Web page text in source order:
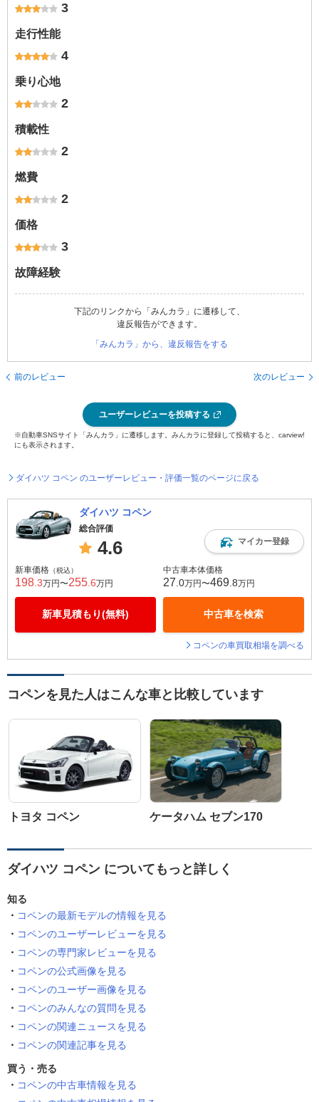
3
走行性能
4
乗り心地
2
積載性
2
燃費
2
価格
3
故障経験
下記のリンクから「みんカラ」に遷移して、
違反報告ができます。
「みんカラ」から、違反報告をする
前のレビュー 次のレビュー
ユーザーレビューを投稿する
※自動車SNSサイト「みんカラ」に遷移します。みんカラに登録して投稿すると、carview!
にも表示されます。
ダイハツ コペン のユーザーレビュー・評価一覧のページに戻る
ダイハツ コペン
総合評価
4.6 マイカー登録
新車価格 （税込）
198 .3万円〜255 .6万円
新車見積もり(無料)
中古車本体価格
27 .0万円〜469 .8万円
中古車を検索
コペンの車買取相場を調べる
コペンを見た人はこんな車と比較しています
トヨタ コペン ケータハム セブン170
ダイハツ コペン についてもっと詳しく
知る
コペンの最新モデルの情報を見る
コペンのユーザーレビューを見る
コペンの専門家レビューを見る
コペンの公式画像を見る
コペンのユーザー画像を見る
コペンのみんなの質問を見る
コペンの関連ニュースを見る
コペンの関連記事を見る
買う・売る
コペンの中古車情報を見る